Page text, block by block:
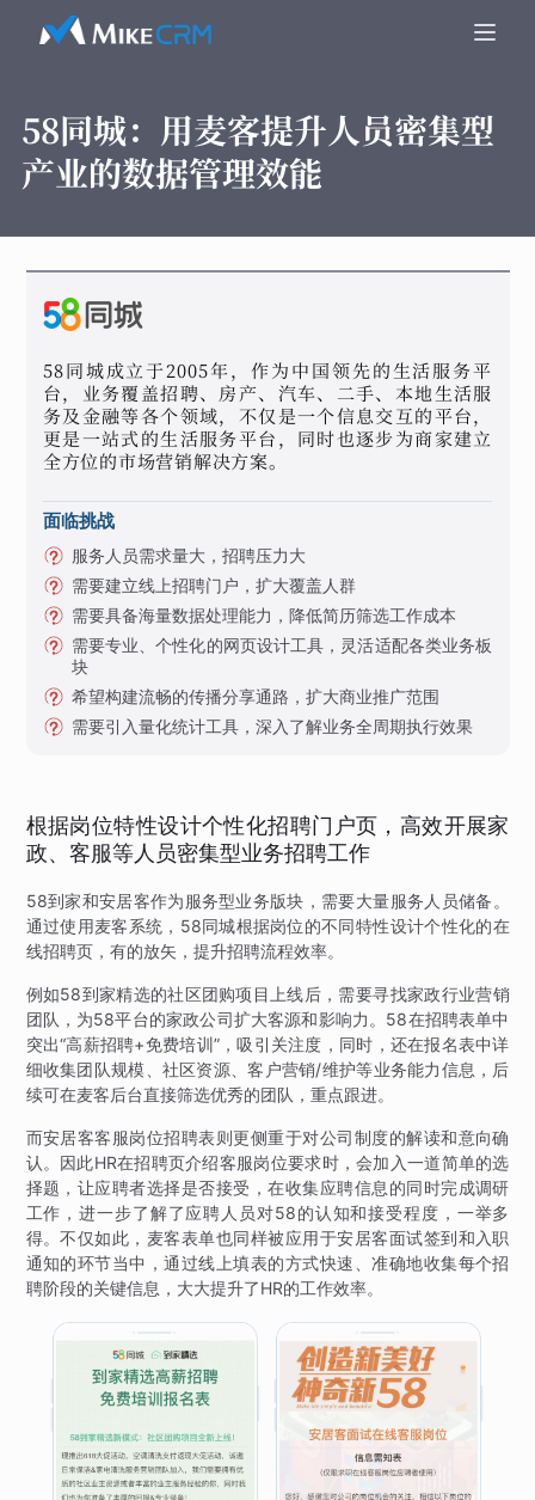
58同城： 用麦客提升人员密集型
产业的数据管理效能
58同城成立于2005年，作为中国领先的生活服务平
台，业务覆盖招聘、房产、汽车、二手、本地生活服
务及金融等各个领域，不仅是一个信息交互的平台，
更是一站式的生活服务平台，同时也逐步为商家建立
全方位的市场营销解决方案。
面临挑战
服务人员需求量大，招聘压力大
需要建立线上招聘门户，扩大覆盖人群
需要具备海量数据处理能力，降低简历筛选工作成本
需要专业、个性化的网页设计工具，灵活适配各类业务板
块
希望构建流畅的传播分享通路，扩大商业推广范围
需要引入量化统计工具，深入了解业务全周期执行效果
根据岗位特性设计个性化招聘门户页，高效开展家
政、客服等人员密集型业务招聘工作
58到家和安居客作为服务型业务版块，需要大量服务人员储备。
通过使用麦客系统，58同城根据岗位的不同特性设计个性化的在
线招聘页，有的放矢，提升招聘流程效率。
例如58到家精选的社区团购项目上线后，需要寻找家政行业营销
团队，为58平台的家政公司扩大客源和影响力。58在招聘表单中
突出“高薪招聘+免费培训”，吸引关注度，同时，还在报名表中详
细收集团队规模、社区资源、客户营销/维护等业务能力信息，后
续可在麦客后台直接筛选优秀的团队，重点跟进。
而安居客客服岗位招聘表则更侧重于对公司制度的解读和意向确
认。因此HR在招聘页介绍客服岗位要求时，会加入一道简单的选
择题，让应聘者选择是否接受，在收集应聘信息的同时完成调研
工作，进一步了解了应聘人员对58的认知和接受程度，一举多
得。不仅如此，麦客表单也同样被应用于安居客面试签到和入职
通知的环节当中，通过线上填表的方式快速、准确地收集每个招
聘阶段的关键信息，大大提升了HR的工作效率。